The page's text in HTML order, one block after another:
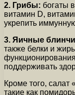
2. Грибы: богаты
витамин D,
укрепить
3. Яичные
также белки и
поддерживать
Кроме того,
такие как